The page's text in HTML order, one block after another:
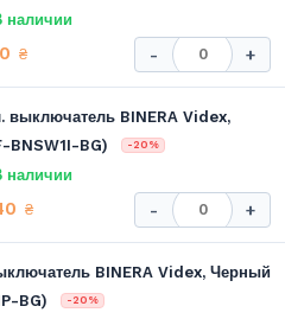
наличии
₴ - +
выключатель BINERA Videx,
BNSW1I-BG)
-20%
наличии
₴ - +
BINERA Videx, Черный
BG)
-20%